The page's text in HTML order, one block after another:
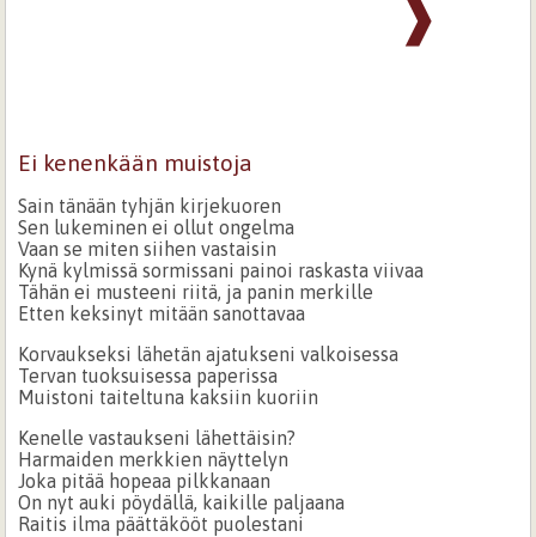
❱
Ei kenenkään muistoja
Sain tänään tyhjän kirjekuoren
Sen lukeminen ei ollut ongelma
Vaan se miten siihen vastaisin
Kynä kylmissä sormissani painoi raskasta viivaa
Tähän ei musteeni riitä, ja panin merkille
Etten keksinyt mitään sanottavaa
Korvaukseksi lähetän ajatukseni valkoisessa
Tervan tuoksuisessa paperissa
Muistoni taiteltuna kaksiin kuoriin
Kenelle vastaukseni lähettäisin?
Harmaiden merkkien näyttelyn
Joka pitää hopeaa pilkkanaan
On nyt auki pöydällä, kaikille paljaana
Raitis ilma päättäkööt puolestani